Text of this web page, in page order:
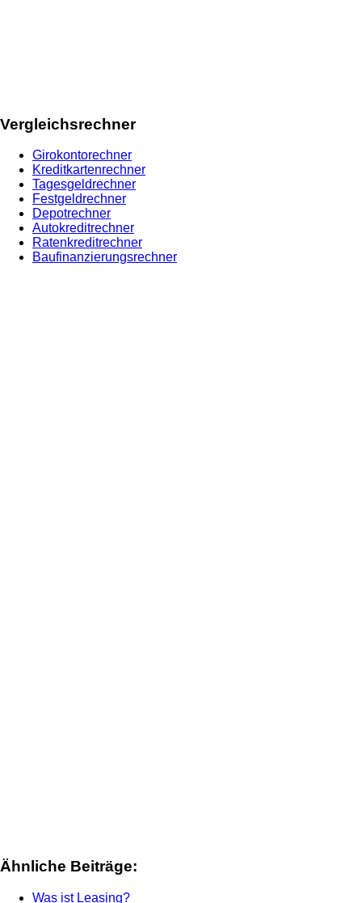
Vergleichsrechner
Girokontorechner
Kreditkartenrechner
Tagesgeldrechner
Festgeldrechner
Depotrechner
Autokreditrechner
Ratenkreditrechner
Baufinanzierungsrechner
Ähnliche Beiträge:
Was ist Leasing?